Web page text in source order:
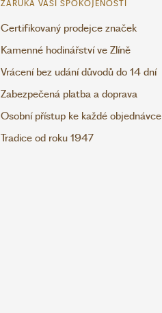
ZÁRUKA VAŠÍ SPOKOJENOSTI
Certifikovaný prodejce značek
Kamenné hodinářství ve Zlíně
Vrácení bez udání důvodů do 14 dní
Zabezpečená platba a doprava
Osobní přístup ke každé objednávce
Tradice od roku 1947